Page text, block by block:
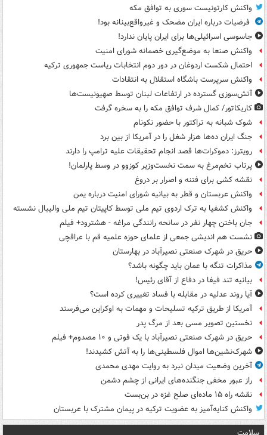
واکنش کارتونیست سوری به توافق مکه
فرضیات درباره ایران مضحک و غیرواقع‌بینانه بود!
جاسوسی اسرائیلی‌ها برای ایران پایان ندارد!
واکنش صنعا به موضع‌گیری خصمانه شورای امنیت
احتمال شکست اردوغان در دور دوم انتخابات ریاست جمهوری ترکیه
واکنش سرپرست باشگاه استقلال به انتقادات
آتش‌سوزی گسترده در ارتفاعات لبنان توسط صهیونیست‌ها
کاریکاتور/ کمال شرف توافق مکه را به سخره گرفت
شوک شبانه به تراکتور با حضور نکونام
جنگ ایران ده‌ها هزار شغل را در آمریکا از بین برد
رویترز: دموکرات‌ها قصد انجام تحقیقات علیه ترامپ را دارند
پرتاب تخم‌مرغ به سمت نخست‌وزیر کوزوو در وسط پارلمان!
نقشه کشی برای فتنه و اصرار بر دروغ
واکنش عربستان و قطر به بیانیه شورای امنیت درباره یمن
واکنش کشفیا به ترک اردوی تیم ملی توسط کاپیتان تیم ملی والیبال نشسته
جان باختن چهار نفر در سانحه رانندگی مراغه - هشترود+ فیلم
نشست هم اندیشی جمعی از علمای حوزه علمیه قم با عراقچی
حریق در شهرک صنعتی نصیرآباد در بهارستان
مذاکرات تنگه با عمان باید چگونه باشد؟
بیانیه تند فیفا در دفاع از آقای رئیس!
آیا روند عدلیه در مقابله با فساد تغییری کرده است؟
آمریکا از طریق ترکیه تسلیحات و مهمات به اوکراین می‌فرستد
نخستین تصویر مسی بعد از مرگ پدر
حریق در شهرک صنعتی نصیرآباد با یک فوتی و ۱۰ مصدوم+ فیلم
شهرک‌نشین‌ها اموال فلسطینی‌ها را به آتش کشیدند!
آخرین وضعیت میدان نبرد به روایت مهدی محمدی
راز عبور مخفی جنگنده‌های ایرانی از چشم دشمن
نقشه راه ۱۵ ماده‌ای صلح غزه در بن‌بست
واکنش کنایه‌آمیز به عضویت ترکیه در پیمان مشترک با عربستان